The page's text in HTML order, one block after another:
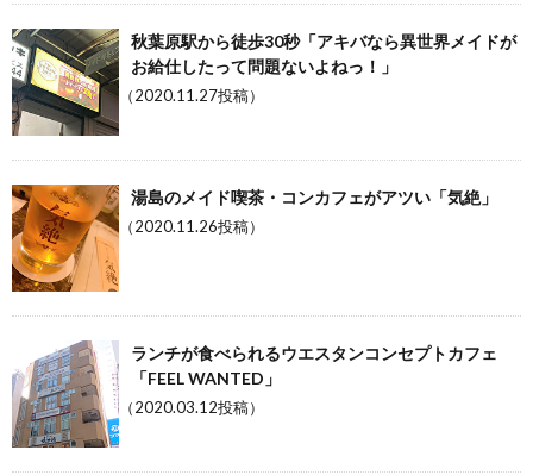
秋葉原駅から徒歩30秒「アキバなら異世界メイドが
お給仕したって問題ないよねっ！」
（2020.11.27投稿）
湯島のメイド喫茶・コンカフェがアツい「気絶」
（2020.11.26投稿）
ランチが食べられるウエスタンコンセプトカフェ
「FEEL WANTED」
（2020.03.12投稿）